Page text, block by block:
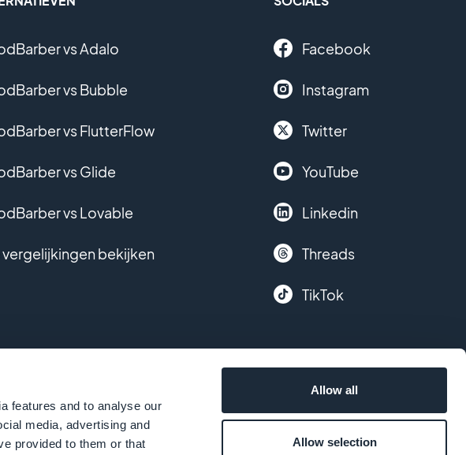
features and to analyse our
media, advertising and
provided to them or that
Allow all
Allow selection
vs Adalo
vs Bubble
vs FlutterFlow
vs Glide
vs Lovable
vergelijkingen bekijken
Facebook
Instagram
Twitter
YouTube
Linkedin
Threads
TikTok